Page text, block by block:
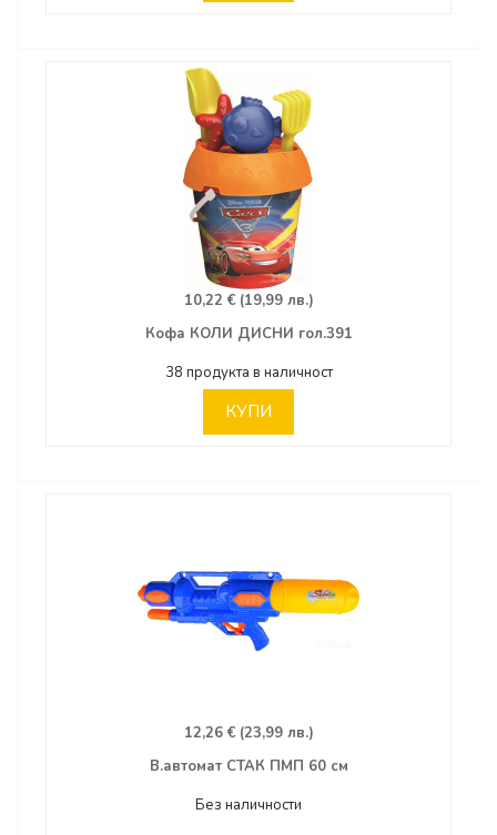
10,22 € (19,99 лв.)
Кофа КОЛИ ДИСНИ гол.391
38 продукта в наличност
КУПИ
12,26 € (23,99 лв.)
В.автомат СТАК ПМП 60 см
Без наличности